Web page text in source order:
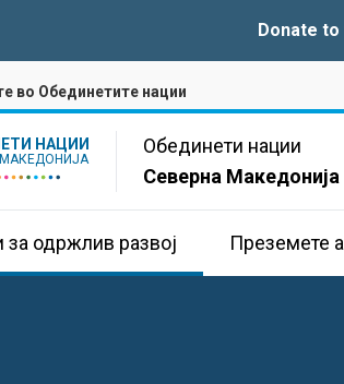
Donate to
во Обединетите нации
НАЦИИ
Обединети нации
Северна Македонија
за одржлив развој Преземете